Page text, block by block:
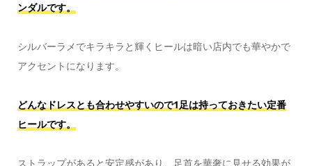
ンダルです。
シルバーラメでキラキラと輝くヒールは暗い店内でも華やかで
アクセントになります。
どんなドレスとも合わせやすいので1足は持っておきたい定番
ヒールです。
ストラップがあると安定感があり、足首を華奢に見せる効果が